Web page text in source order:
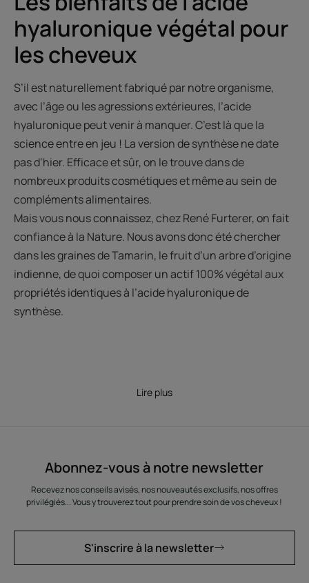
hyaluronique végétal pour
les cheveux
S’il est naturellement fabriqué par notre organisme,
avec l’âge ou les agressions extérieures, l’acide
hyaluronique peut venir à manquer. C’est là que la
science entre en jeu ! La version de synthèse ne date
pas d’hier. Efficace et sûr, on le trouve dans de
nombreux produits cosmétiques et même au sein de
compléments alimentaires.
Mais vous nous connaissez, chez René Furterer, on fait
confiance à la Nature. Nous avons donc été chercher
dans les graines de Tamarin, le fruit d’un arbre d’origine
indienne, de quoi composer un actif 100% végétal aux
propriétés identiques à l’acide hyaluronique de
synthèse.
Lire plus
Abonnez-vous à notre newsletter
Recevez nos conseils avisés, nos nouveautés exclusifs, nos offres
privilégiés... Vous y trouverez tout pour prendre soin de vos cheveux !
S'inscrire à la newsletter